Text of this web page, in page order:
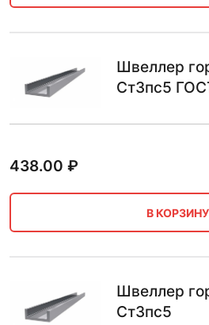
Швеллер
Ст3пс5
438.00 ₽
В КОРЗИНУ
Швеллер
Ст3пс5